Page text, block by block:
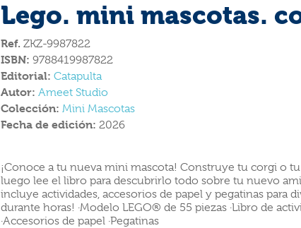
Lego. mini mascotas.
Ref. ZKZ-9987822
ISBN: 9788419987822
Editorial: Catapulta
Autor: Ameet Studio
Colección: Mini Mascotas
Fecha de edición: 2026
¡Conoce a tu nueva mini mascota! Construye tu corgi o
luego lee el libro para descubrirlo todo sobre tu nuevo
incluye actividades, accesorios de papel y pegatinas para
durante horas! ·Modelo LEGO® de 55 piezas ·Libro de
·Accesorios de papel ·Pegatinas